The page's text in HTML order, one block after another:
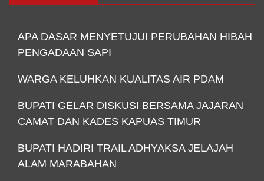
APA DASAR MENYETUJUI PERUBAHAN HIBAH
PENGADAAN SAPI
WARGA KELUHKAN KUALITAS AIR PDAM
BUPATI GELAR DISKUSI BERSAMA JAJARAN
CAMAT DAN KADES KAPUAS TIMUR
BUPATI HADIRI TRAIL ADHYAKSA JELAJAH
ALAM MARABAHAN